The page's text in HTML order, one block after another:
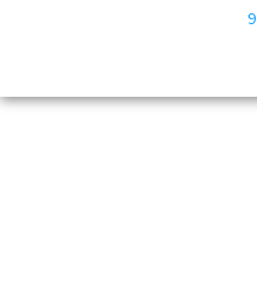
Author Archives: